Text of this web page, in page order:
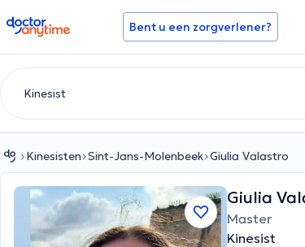
doctoranytime Bent u een zorgverlener?
Kinesisten Sint-Jans-Molenbeek Giulia Valastro
Giulia
Master
Kinesist